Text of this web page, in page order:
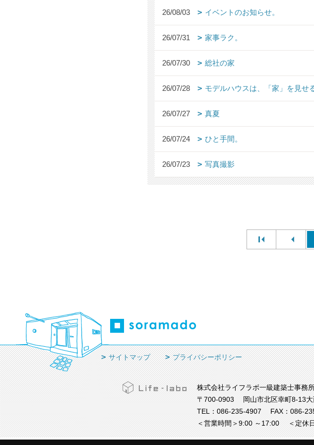
26/08/03 イベントのお知らせ。
26/07/31 家事ラク。
26/07/30 総社の家
26/07/28 モデルハウスは、「家」を見せ
26/07/27 真夏
26/07/24 ひと手間。
26/07/23 写真撮影
サイトマップ プライバシーポリシー
株式会社ライフラボ一級建築士事務
〒700-0903岡山市北区幸町8-13
TEL：086-235-4907
FAX：086-
＜営業時間＞9:00 ～17:00＜定休